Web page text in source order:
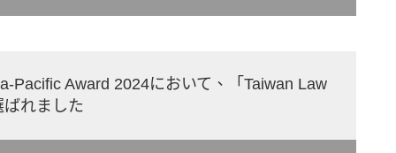
Pacific Award 2024において、「Taiwan Law
れました